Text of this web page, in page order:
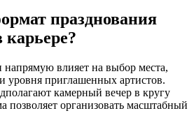
празднования
карьере?
влияет на выбор места,
уровня приглашенных артистов.
камерный вечер в кругу
позволяет организовать масштабный